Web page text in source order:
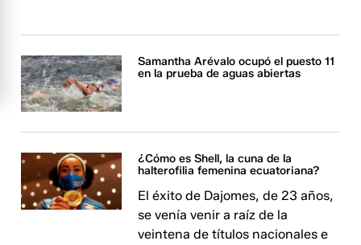
Samantha Arévalo ocupó el puesto 11
en la prueba de aguas abiertas
¿Cómo es Shell, la cuna de la
halterofilia femenina ecuatoriana?
El éxito de Dajomes, de 23 años,
se venía venir a raíz de la
veintena de títulos nacionales e